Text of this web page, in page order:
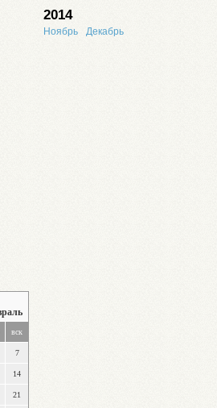
вск
7
14
21
2014
Ноябрь Декабрь